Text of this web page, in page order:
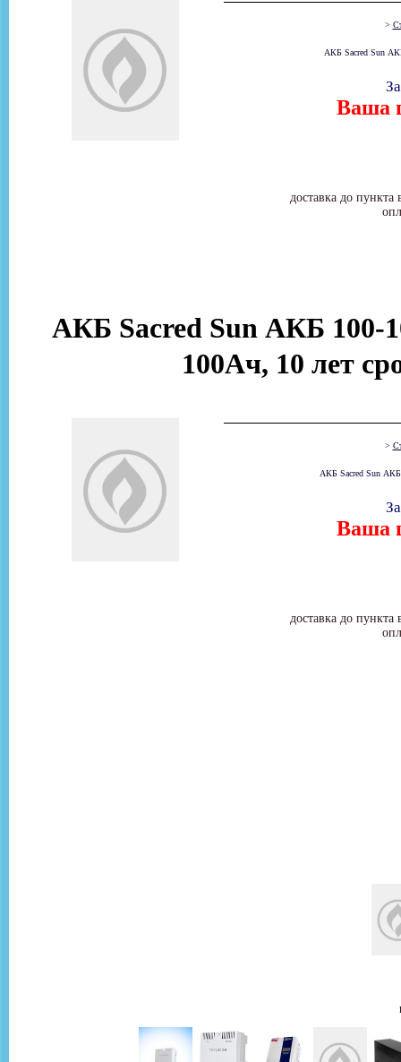
>
АКБ Sacred Sun
Ваша
доставка до
АКБ Sacred Sun АКБ 100-
100Ач, 10 лет
>
АКБ Sacred Sun АКБ
Ваша
доставка до